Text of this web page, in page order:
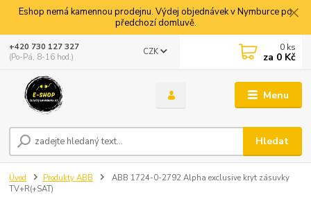
Eshop nemá kamennou prodejnu. Výdej objednávek v Nymburce po
předchozí domluvě.
Menu
CZK
Hledat
+420 730 127 327
(Po-Pá, 8-16 hod.)
0 ks
za 0 Kč
Úvod Produkty ABB
ABB 1724-0-2792 Alpha exclusive kryt zásuvky
TV+R(+SAT)